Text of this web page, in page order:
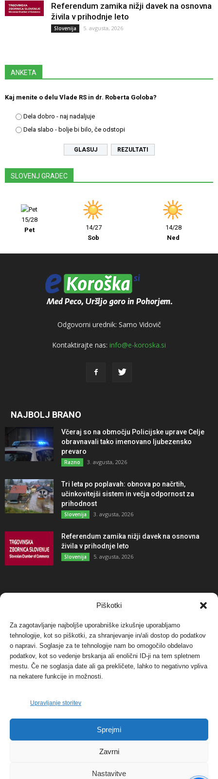
Piškotki
Za zagotavljanje najboljše uporabniške izkušnje uporabljamo
tehnologije, kot so piškotki, za shranjevanje in/ali dostop do podatkov
o napravi. Soglasje za te tehnologije nam bo omogočilo obdelavo
podatkov, kot so vedenje brskanja ali enolični ID-ji na tem spletnem
mestu. Če ne soglasja date ali ga prekličete, lahko to negativno vpliva
na nekatere funkcije in možnosti.
Upravljanje storitev
Sprejmi
Zavrni
Nastavitve
Referendum zamika nižji davek na osnovna
živila v prihodnje leto
Slovenija 5. avgusta, 2026
ANKETA
Kaj menite o delu Vlade RS in dr. Roberta Goloba?
Dela dobro - naj nadaljuje
Dela slabo - bolje bi bilo, če odstopi
REZULTATI
SLOVENJ GRADEC
15/28
Pet
14/27
Sob
14/28
Ned
Odgovorni urednik: Samo Vidovič
Kontaktirajte nas: info@e-koroska.si
NAJBOLJ BRANO
Včeraj so na območju Policijske uprave Celje
obravnavali tako imenovano ljubezensko
prevaro
Razno 3. avgusta, 2026
Tri leta po poplavah: obnova po načrtih,
učinkovitejši sistem in večja odpornost za
prihodnost
Slovenija 3. avgusta, 2026
Referendum zamika nižji davek na osnovna
živila v prihodnje leto
Slovenija 5. avgusta, 2026
NAJBOLJ KOMENTIRANO
Protest proti vetrnim elektrarnam na Ojstrici, v
svetu pa vedno bolj...
Dogodki 12. maja, 2017
Tožilstvo v Celovcu v korist elektrarnam
Verbund
FOTO: Razstava cvetličarskega mojstra Andreja
Dogodki 27. novembra, 2017